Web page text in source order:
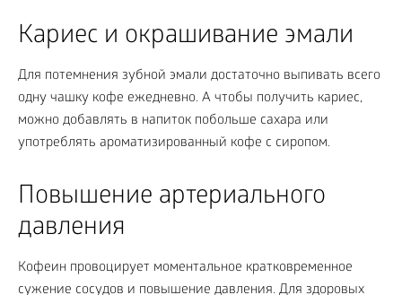
Кариес и окрашивание эмали
Для потемнения зубной эмали достаточно выпивать всего
одну чашку кофе ежедневно. А чтобы получить кариес,
можно добавлять в напиток побольше сахара или
употреблять ароматизированный кофе с сиропом.
Повышение артериального
давления
Кофеин провоцирует моментальное кратковременное
сужение сосудов и повышение давления. Для здоровых